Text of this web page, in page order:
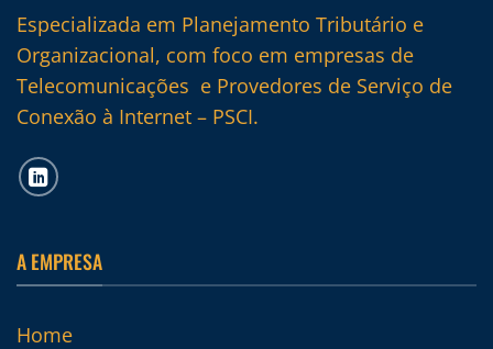
Especializada em Planejamento Tributário e
Organizacional, com foco em empresas de
Telecomunicações e Provedores de Serviço de
Conexão à Internet – PSCI.
A EMPRESA
Home